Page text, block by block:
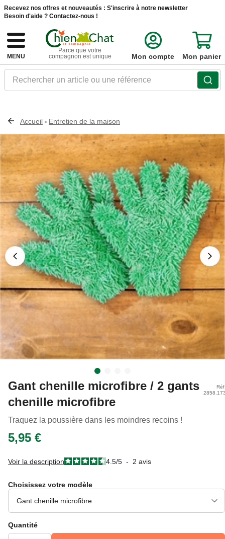
Recevez nos offres et nouveautés : S'inscrire à notre newsletter
Besoin d'aide ? Contactez-nous !
MENU
Parce que votre
compagnon est unique
Rechercher un article ou une référence
Mon compte Mon panier
Accueil > Entretien de la maison
Gant chenille microfibre / 2 gants
chenille microfibre
Traquez la poussière dans les moindres recoins !
5,95 €
Voir la description 4.5/5 - 2 avis
Choisissez votre modèle
Quantité